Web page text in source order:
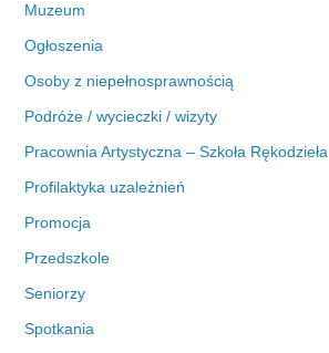
Muzeum
Ogłoszenia
Osoby z niepełnosprawnością
Podróże / wycieczki / wizyty
Pracownia Artystyczna – Szkoła Rękodzieła
Profilaktyka uzależnień
Promocja
Przedszkole
Seniorzy
Spotkania